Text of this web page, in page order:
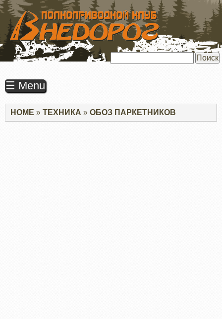
ПЕРЕЙТИ
ОСНОВНОМУ
СОДЕРЖАНИЮ
☰ Menu
Строка
навигации
HOME ТЕХНИКА ОБОЗ ПАРКЕТНИКОВ